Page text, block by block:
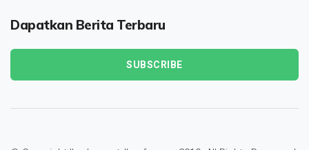
Dapatkan Berita Terbaru
SUBSCRIBE